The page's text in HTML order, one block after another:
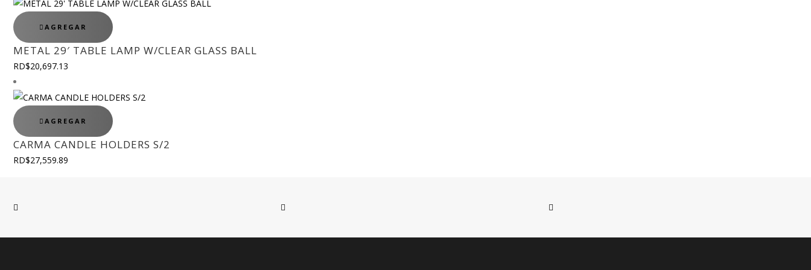
AGREGAR
METAL 29′ TABLE LAMP W/CLEAR GLASS BALL
RD$20,697.13
AGREGAR
CARMA CANDLE HOLDERS S/2
RD$27,559.89